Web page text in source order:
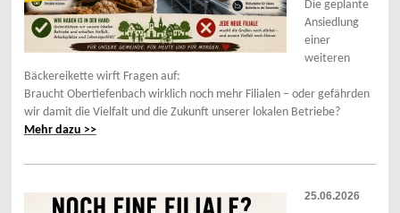
Die geplante
Ansiedlung
einer
weiteren
Bäckereikette wirft Fragen auf:
Braucht Obertiefenbach wirklich noch mehr Filialen – oder gefährden
wir damit die Vielfalt und die Zukunft unserer lokalen Betriebe?
Mehr dazu >>
25.06.2026